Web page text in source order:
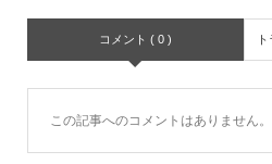
コメント ( 0 )
この記事へのコメントはありません。